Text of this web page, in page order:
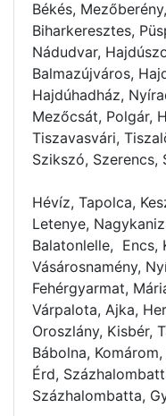
Békés,
Biharkeresztes,
Nádudvar,
Balmazújváros,
Hajdúhadház,
Mezőcsát, Polgár,
Tiszavasvári,
Szikszó,
Hévíz, Tapolca,
Letenye,
Balatonlelle, Encs,
Vásárosnamény,
Fehérgyarmat,
Várpalota, Ajka,
Oroszlány, Kisbér,
Bábolna,
Érd,
Százhalombatta,